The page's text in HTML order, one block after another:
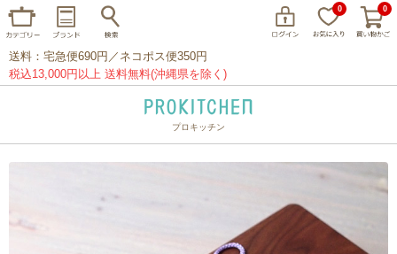
0 0
プレート
山田工業所
送料：宅急便690円／ネコポス便350円
税込13,000円以上 送料無料(沖縄県を除く)
プロキッチン